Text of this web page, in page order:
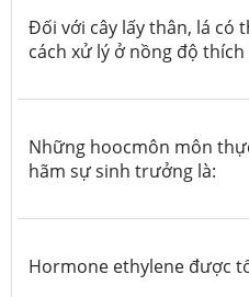
Đối với cây lấy thân, lá có
cách xử lý ở nồng độ
Những hoocmôn môn
hãm sự sinh trưởng là:
Hormone ethylene được